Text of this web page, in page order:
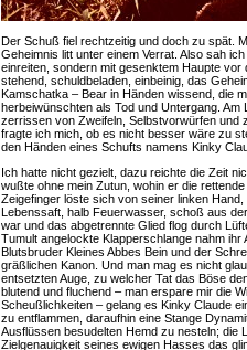
Der Schuß fiel rechtzeitig und doch zu spät.
Geheimnis litt unter einem Verrat. Also sah
einreiten, sondern mit gesenktem Haupte
stehend, schuldbeladen, einbeinig, das
Kamschatka – Bear in Händen wissend, die
herbeiwünschten als Tod und Untergang. Am
zerrissen von Zweifeln, Selbstvorwürfen und
fragte ich mich, ob es nicht besser wäre zu
den Händen eines Schufts namens Kinky
Ich hatte nicht gezielt, dazu reichte die Zeit
wußte ohne mein Zutun, wohin er die
Zeigefinger löste sich von seiner linken
Lebenssaft, halb Feuerwasser, schoß aus
war und das abgetrennte Glied flog durch
Tumult angelockte Klapperschlange nahm
Blutsbruder Kleines Abbes Bein und der
gräßlichen Kanon. Und man mag es nicht
entsetzten Auge, zu welcher Tat das Böse
blutend und fluchend – man erspare mir die
Scheußlichkeiten – gelang es Kinky Claude
zu entflammen, daraufhin eine Stange
Ausflüssen besudelten Hemd zu nesteln; die
Zielgenauigkeit seines ewigen Hasses das